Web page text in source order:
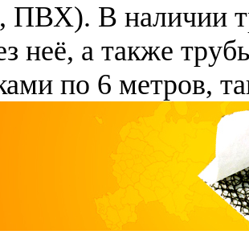
В наличии
неё, а также
по 6 метров,